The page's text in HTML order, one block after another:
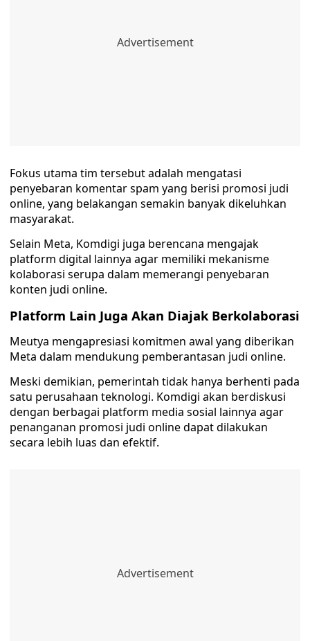
Fokus utama tim tersebut adalah mengatasi
penyebaran komentar spam yang berisi promosi judi
online, yang belakangan semakin banyak dikeluhkan
masyarakat.
Selain Meta, Komdigi juga berencana mengajak
platform digital lainnya agar memiliki mekanisme
kolaborasi serupa dalam memerangi penyebaran
konten judi online.
Platform Lain Juga Akan Diajak Berkolaborasi
Meutya mengapresiasi komitmen awal yang diberikan
Meta dalam mendukung pemberantasan judi online.
Meski demikian, pemerintah tidak hanya berhenti pada
satu perusahaan teknologi. Komdigi akan berdiskusi
dengan berbagai platform media sosial lainnya agar
penanganan promosi judi online dapat dilakukan
secara lebih luas dan efektif.